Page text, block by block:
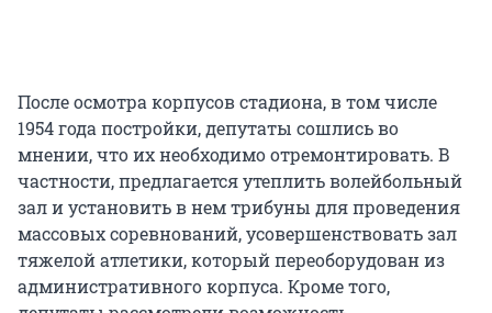
После осмотра корпусов стадиона, в том числе
1954 года постройки, депутаты сошлись во
мнении, что их необходимо отремонтировать. В
частности, предлагается утеплить волейбольный
зал и установить в нем трибуны для проведения
массовых соревнований, усовершенствовать зал
тяжелой атлетики, который переоборудован из
административного корпуса. Кроме того,